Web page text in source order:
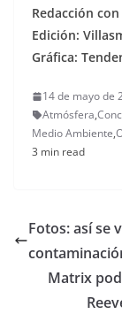
Redacción
Edición:
Gráfica:
14 de mayo de
Atmósfera,
Medio Ambiente,
3 min read
Fotos: así se
Matrix